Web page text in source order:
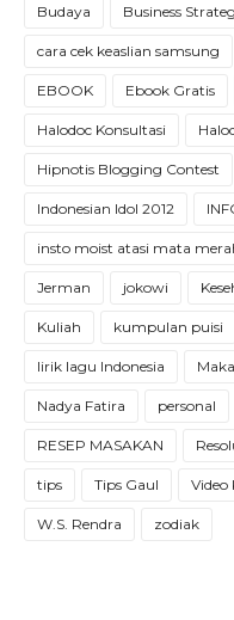
Budaya Business
cara cek keaslian samsung
EBOOK Ebook Gratis
Halodoc Konsultasi
Hipnotis Blogging Contest
Indonesian Idol 2012
insto moist atasi mata
Jerman jokowi
Kuliah kumpulan puisi
lirik lagu Indonesia
Nadya Fatira personal
RESEP MASAKAN
tips Tips Gaul Video
W.S. Rendra zodiak